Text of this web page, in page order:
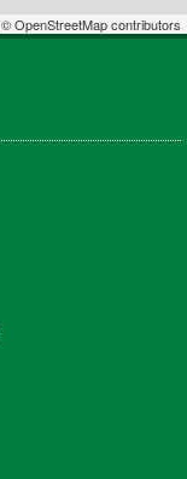
© OpenStreetMap contributors